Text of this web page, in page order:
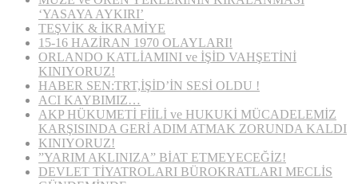
‘YASAYA AYKIRI’
TEŞVİK & İKRAMİYE
15-16 HAZİRAN 1970 OLAYLARI!
ORLANDO KATLİAMINI ve İŞİD VAHŞETİNİ
KINIYORUZ!
HABER SEN:TRT,İŞİD’İN SESİ OLDU !
ACI KAYBIMIZ…
AKP HÜKUMETİ FİİLİ ve HUKUKİ MÜCADELEMİZ
KARŞISINDA GERİ ADIM ATMAK ZORUNDA KALDI
KINIYORUZ!
”YARIM AKLINIZA” BİAT ETMEYECEĞİZ!
DEVLET TİYATROLARI BÜROKRATLARI MECLİS